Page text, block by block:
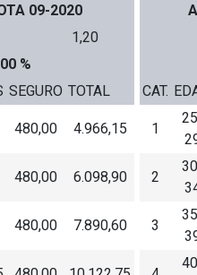
09-2020
1,20
%
SEGURO TOTAL CAT.
480,00 4.966,15 1
480,00 6.098,90 2
480,00 7.890,60 3